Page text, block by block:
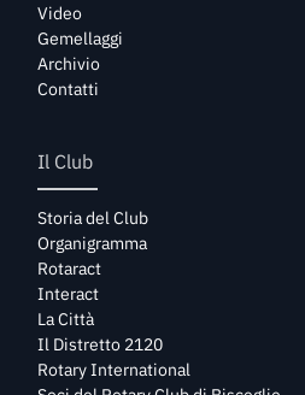
Video
Gemellaggi
Archivio
Contatti
Il Club
Storia del Club
Organigramma
Rotaract
Interact
La Città
Il Distretto 2120
Rotary International